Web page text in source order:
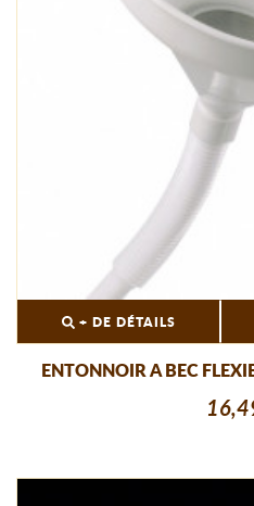
+ DE DÉTAILS
ENTONNOIR A BEC